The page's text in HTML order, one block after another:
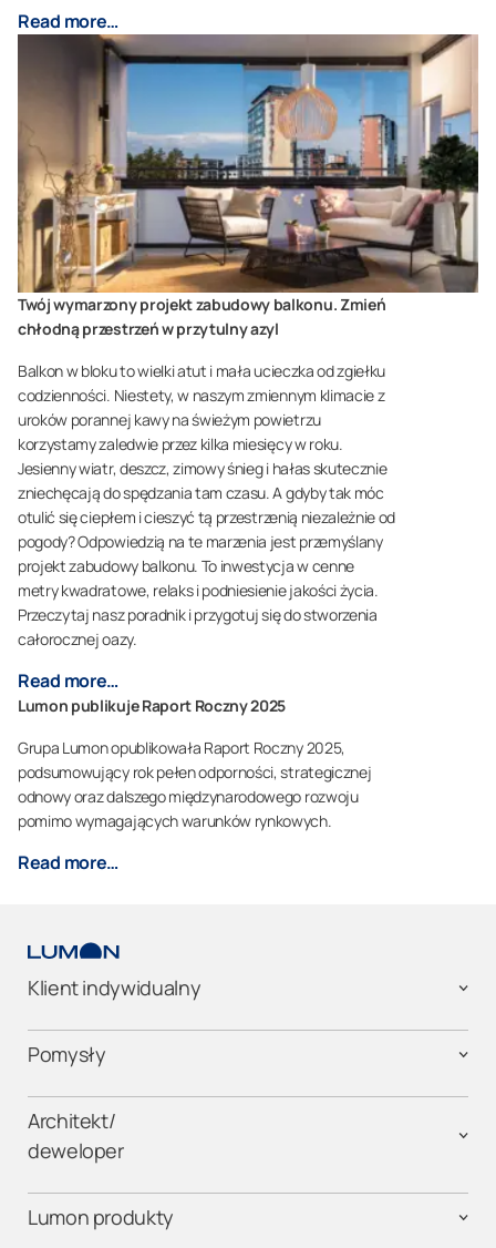
Read more…
Twój wymarzony projekt zabudowy balkonu. Zmień
chłodną przestrzeń w przytulny azyl
Balkon w bloku to wielki atut i mała ucieczka od zgiełku
codzienności. Niestety, w naszym zmiennym klimacie z
uroków porannej kawy na świeżym powietrzu
korzystamy zaledwie przez kilka miesięcy w roku.
Jesienny wiatr, deszcz, zimowy śnieg i hałas skutecznie
zniechęcają do spędzania tam czasu. A gdyby tak móc
otulić się ciepłem i cieszyć tą przestrzenią niezależnie od
pogody? Odpowiedzią na te marzenia jest przemyślany
projekt zabudowy balkonu. To inwestycja w cenne
metry kwadratowe, relaks i podniesienie jakości życia.
Przeczytaj nasz poradnik i przygotuj się do stworzenia
całorocznej oazy.
Read more…
Lumon publikuje Raport Roczny 2025
Grupa Lumon opublikowała Raport Roczny 2025,
podsumowujący rok pełen odporności, strategicznej
odnowy oraz dalszego międzynarodowego rozwoju
pomimo wymagających warunków rynkowych.
Read more…
Klient indywidualny
Pomysły
Architekt/
deweloper
Lumon produkty